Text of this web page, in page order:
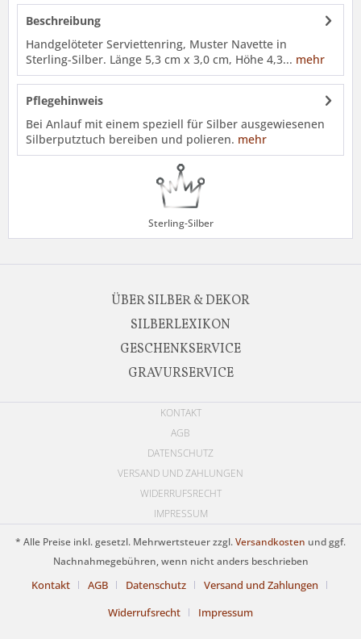
Beschreibung
Handgelöteter Serviettenring, Muster Navette in
Sterling-Silber. Länge 5,3 cm x 3,0 cm, Höhe 4,3... mehr
Pflegehinweis
Bei Anlauf mit einem speziell für Silber ausgewiesenen
Silberputztuch bereiben und polieren. mehr
Sterling-Silber
ÜBER SILBER & DEKOR
SILBERLEXIKON
GESCHENKSERVICE
GRAVURSERVICE
KONTAKT
AGB
DATENSCHUTZ
VERSAND UND ZAHLUNGEN
WIDERRUFSRECHT
IMPRESSUM
* Alle Preise inkl. gesetzl. Mehrwertsteuer zzgl.Versandkosten und ggf.
Nachnahmegebühren, wenn nicht anders beschrieben
Kontakt AGB Datenschutz
Versand und Zahlungen
Widerrufsrecht
Impressum